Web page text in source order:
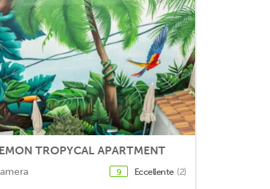
TROPYCAL APARTMENT
9 Eccellente (2)